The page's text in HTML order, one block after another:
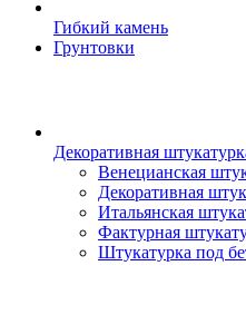
Гибкий камень
Грунтовки
Декоративная
Венецианская
Декоративная
Итальянская
Фактурная
Штукатурка под